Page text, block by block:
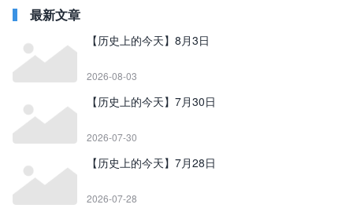
最新文章
【历史上的今天】8月3日
2026-08-03
【历史上的今天】7月30日
2026-07-30
【历史上的今天】7月28日
2026-07-28